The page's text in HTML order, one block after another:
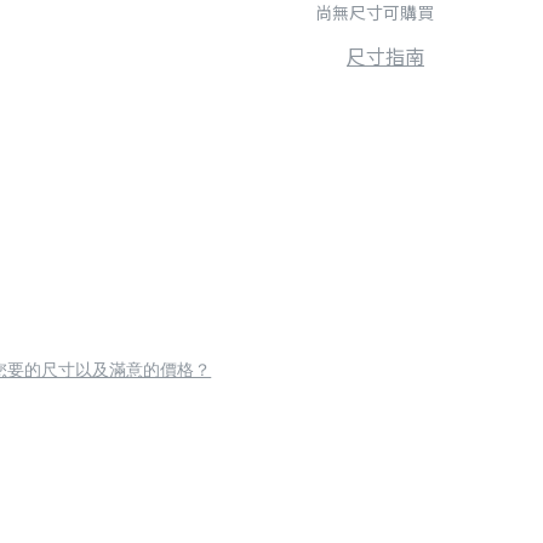
尚無尺寸可購買
尺寸指南
要的尺寸以及滿意的價格？